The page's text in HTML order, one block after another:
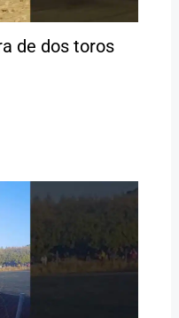
de dos toros